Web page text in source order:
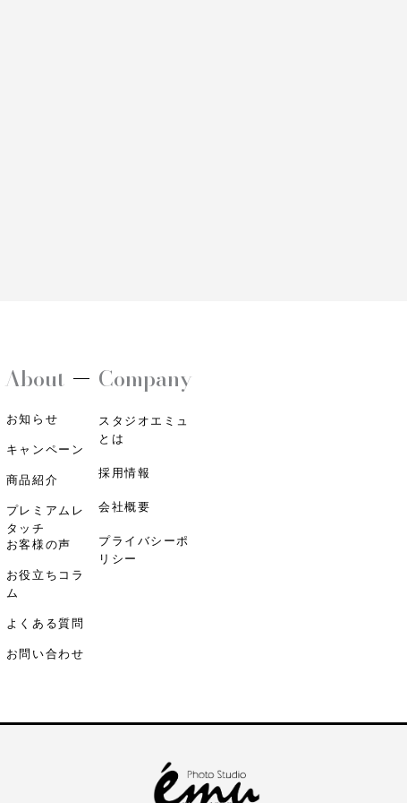
About
お知らせ
キャンペーン
商品紹介
プレミアムレ
タッチ
お客様の声
お役立ちコラ
ム
よくある質問
お問い合わせ
Company
スタジオエミュ
とは
採用情報
会社概要
プライバシーポ
リシー